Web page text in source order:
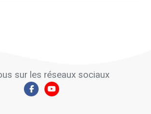
sur les réseaux sociaux